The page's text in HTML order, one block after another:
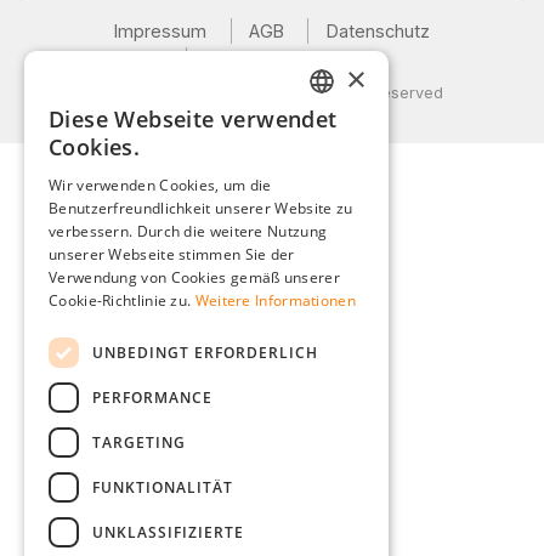
Impressum AGB
Datenschutz
© 2026 Weidinger GmbH, All Rights Reserved
GERMAN
FRENCH
DUTCH
×
Diese Webseite verwendet
Cookies.
Wir verwenden Cookies, um die
Benutzerfreundlichkeit unserer Website zu
verbessern. Durch die weitere Nutzung
unserer Webseite stimmen Sie der
Verwendung von Cookies gemäß unserer
Cookie-Richtlinie zu. Weitere Informationen
UNBEDINGT ERFORDERLICH
PERFORMANCE
TARGETING
FUNKTIONALITÄT
UNKLASSIFIZIERTE